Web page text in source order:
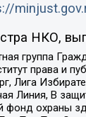
НКО,
группа
права и
Лига
Линия, В
фонд охраны